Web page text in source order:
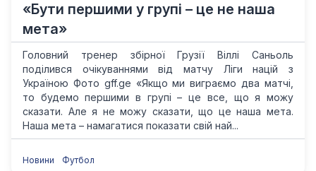
«Бути першими у групі – це не наша
мета»
Головний тренер збірної Грузії Віллі Саньоль
поділився очікуваннями від матчу Ліги націй з
Україною Фото gff.ge «Якщо ми виграємо два матчі,
то будемо першими в групі – це все, що я можу
сказати. Але я не можу сказати, що це наша мета.
Наша мета – намагатися показати свій най...
Новини Футбол